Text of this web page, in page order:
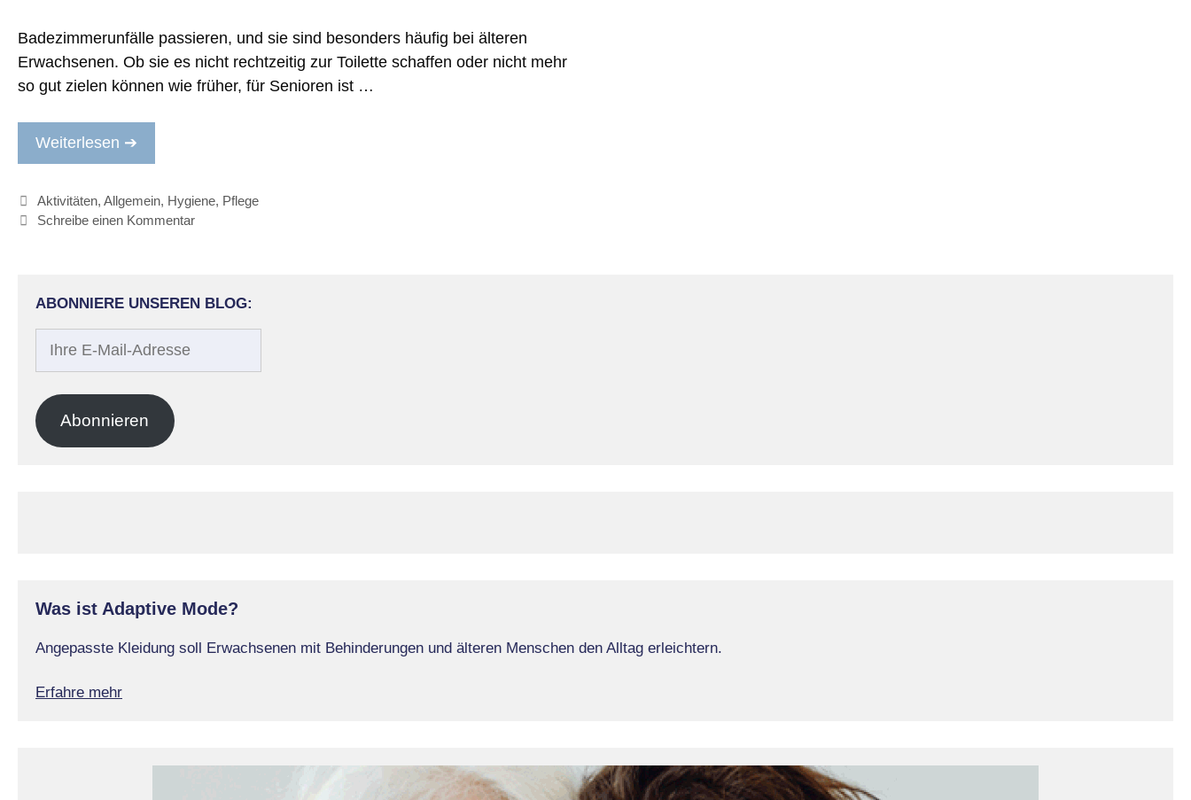
Badezimmerunfälle passieren, und sie sind besonders häufig bei älteren
Erwachsenen. Ob sie es nicht rechtzeitig zur Toilette schaffen oder nicht mehr
so ​​gut zielen können wie früher, für Senioren ist …
Weiterlesen ➔
Kategorien
Aktivitäten,Allgemein, Hygiene, Pflege
Schreibe einen Kommentar
ABONNIERE UNSEREN BLOG:
Adresse
Abonnieren
Was ist Adaptive Mode?
Angepasste Kleidung soll Erwachsenen mit Behinderungen und älteren Menschen den Alltag erleichtern.
Erfahre mehr